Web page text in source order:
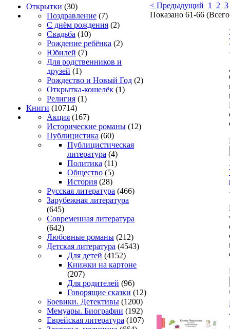
Открытки (30)
Поздравление (7)
С днём рождения (2)
Свадьба (10)
Рождение ребёнка (2)
Юбилей (7)
Для родственников и
друзей (1)
Рождество и Новый Год (2)
Открытка-кошелёк (1)
Религия (1)
Книги (10714)
Акция (167)
Исторические романы (12)
Публицистика (60)
Публицистическая
литература (4)
Политика (11)
Общество (5)
История (28)
Русская литература (466)
Зарубежная литература
(645)
Современная литература
(642)
Любовные романы (212)
Детская литература (4543)
Для детей (4152)
Книжки на картоне
(207)
Для родителей (96)
Говорящие сказки (12)
Боевики. Детективы (1200)
Мемуары. Биографии (192)
Еврейская литература (107)
< Предыдущий 1 2 3
Показано 61-66